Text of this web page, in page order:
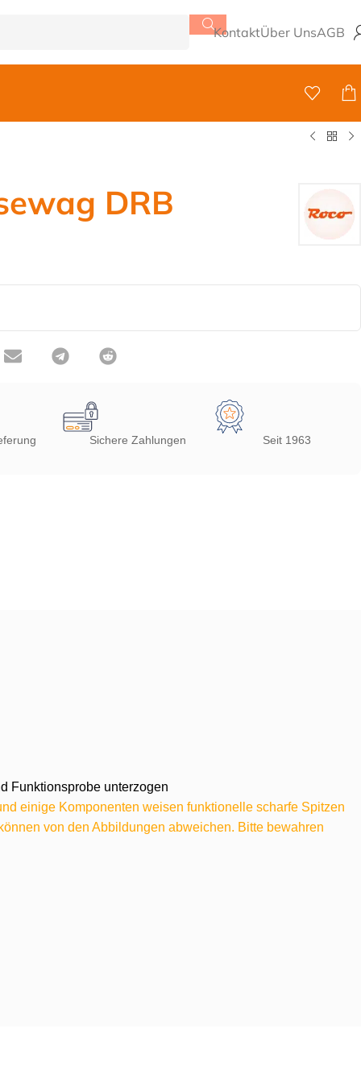
KontaktÜber UnsAGB
DRB
Sichere Zahlungen Seit 1963
Funktionsprobe unterzogen
einige Komponenten weisen funktionelle scharfe Spitzen
von den Abbildungen abweichen. Bitte bewahren